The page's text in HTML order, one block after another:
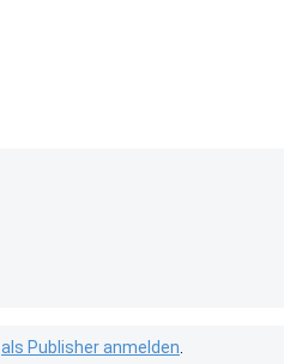
als Publisher anmelden